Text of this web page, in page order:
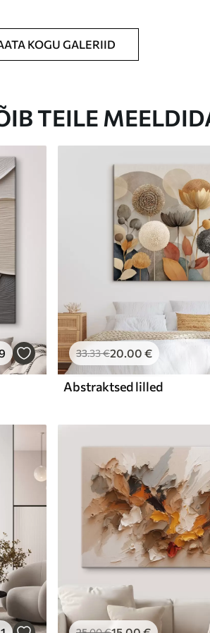
KOGU GALERIID
TEILE
33.33€20.00 €
Abstraktsed lilled